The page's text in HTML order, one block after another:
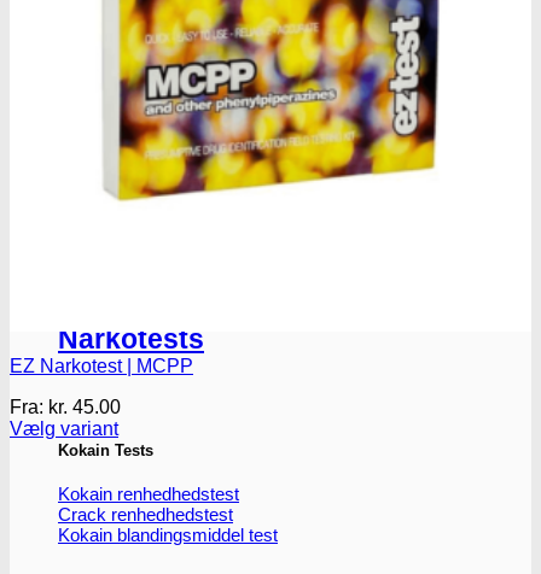
Oplev ALLe vores
brands lige her
Gå til brands
Narkotests
Kokain Tests
Kokain renhedhedstest
Crack renhedhedstest
Kokain blandingsmiddel test
EZ Narkotest | MCPP
Fra: kr. 45.00
Vælg variant
varianter.